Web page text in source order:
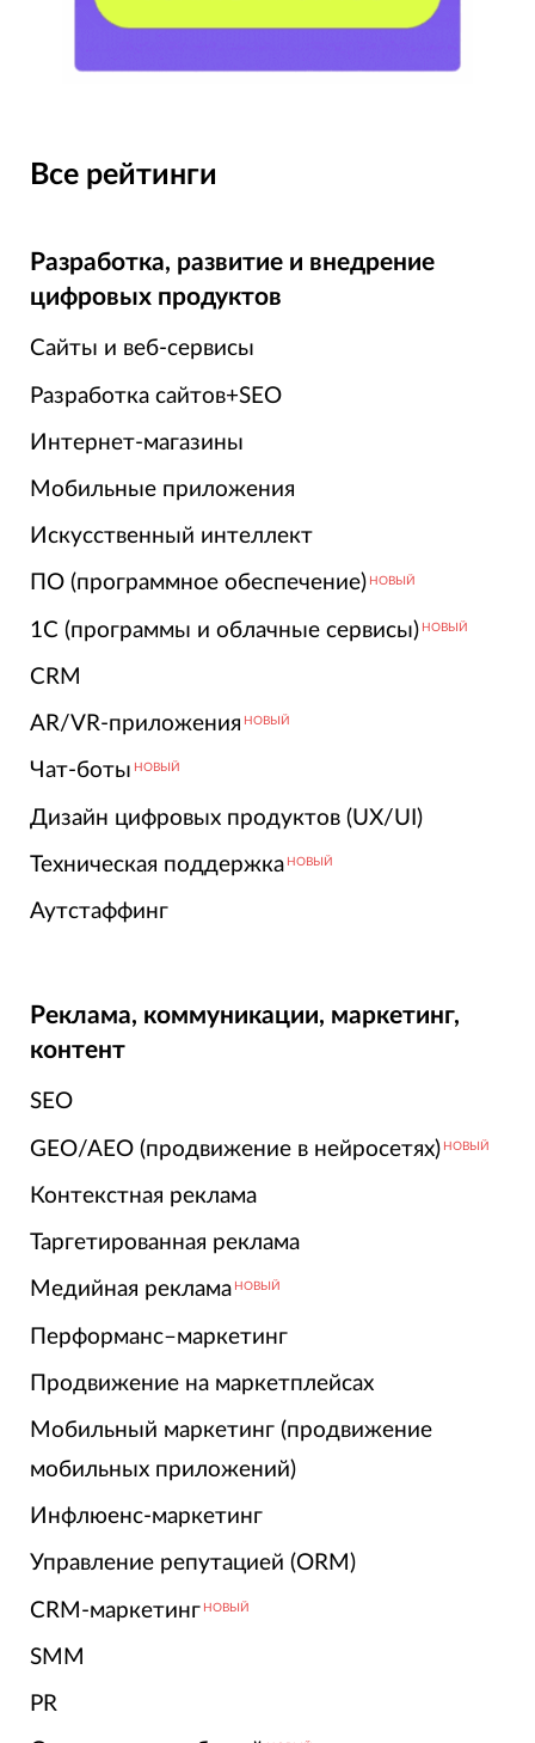
Все рейтинги
Разработка, развитие и внедрение
цифровых продуктов
Сайты и веб-сервисы
Разработка сайтов+SEO
Интернет-магазины
Мобильные приложения
Искусственный интеллект
ПО (программное обеспечение) НОВЫЙ
1С (программы и облачные сервисы) НОВЫЙ
CRM
AR/VR-приложения НОВЫЙ
Чат-боты НОВЫЙ
Дизайн цифровых продуктов (UX/UI)
Техническая поддержка НОВЫЙ
Аутстаффинг
Реклама, коммуникации, маркетинг,
контент
SEO
GEO/AEO (продвижение в нейросетях) НОВЫЙ
Контекстная реклама
Таргетированная реклама
Медийная реклама НОВЫЙ
Перформанс–маркетинг
Продвижение на маркетплейсах
Мобильный маркетинг (продвижение
мобильных приложений)
Инфлюенс-маркетинг
Управление репутацией (ORM)
CRM-маркетинг НОВЫЙ
SMM
PR